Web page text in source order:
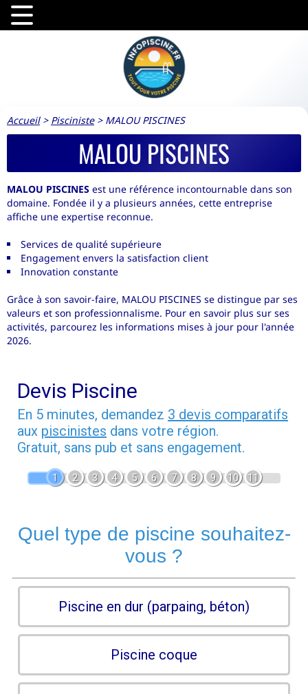
Accueil> Pisciniste> MALOU PISCINES
MALOU PISCINES
MALOU PISCINES est une référence incontournable dans son
domaine. Fondée il y a plusieurs années, cette entreprise
affiche une expertise reconnue.
Services de qualité supérieure
Engagement envers la satisfaction client
Innovation constante
Grâce à son savoir-faire, MALOU PISCINES se distingue par ses
valeurs et son professionnalisme. Pour en savoir plus sur ses
activités, parcourez les informations mises à jour pour l'année
2026.
Devis Piscine
En 5 minutes, demandez 3 devis comparatifs
aux piscinistes dans votre région.
Gratuit, sans pub et sans engagement.
1 2 3 4 5 6 7 8 9 10 11
Quel type de piscine souhaitez-
vous ?
Piscine en dur (parpaing, béton)
Piscine coque